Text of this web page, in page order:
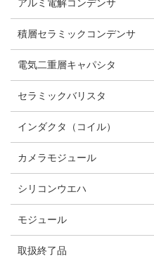
アルミ電解コンデンサ
積層セラミックコンデンサ
電気二重層キャパシタ
セラミックバリスタ
インダクタ（コイル）
カメラモジュール
シリコンウエハ
モジュール
取扱終了品